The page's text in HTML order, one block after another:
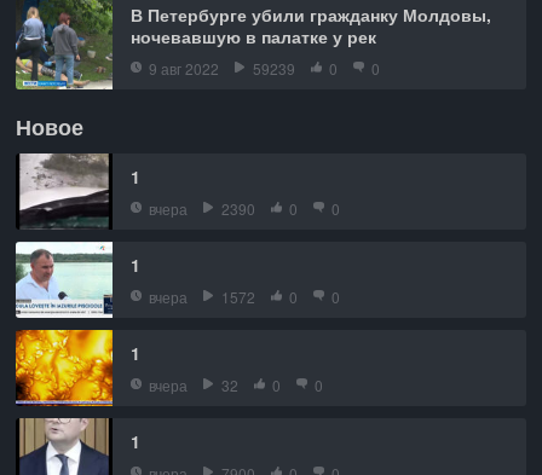
В Петербурге убили гражданку Молдовы,
ночевавшую в палатке у рек
9 авг 2022 59239 0 0
Новое
1
вчера 2390 0 0
1
вчера 1572 0 0
1
вчера 32 0 0
1